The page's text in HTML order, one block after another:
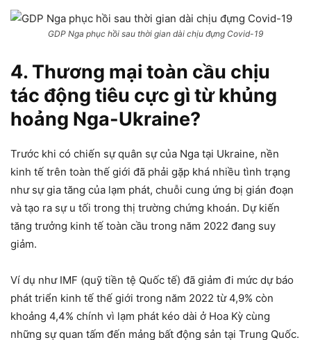
GDP Nga phục hồi sau thời gian dài chịu đựng Covid-19
4. Thương mại toàn cầu chịu
tác động tiêu cực gì từ khủng
hoảng Nga-Ukraine?
Trước khi có chiến sự quân sự của Nga tại Ukraine, nền
kinh tế trên toàn thế giới đã phải gặp khá nhiều tình trạng
như sự gia tăng của lạm phát, chuỗi cung ứng bị gián đoạn
và tạo ra sự u tối trong thị trường chứng khoán. Dự kiến
tăng trưởng kinh tế toàn cầu trong năm 2022 đang suy
giảm.
Ví dụ như IMF (quỹ tiền tệ Quốc tế) đã giảm đi mức dự báo
phát triển kinh tế thế giới trong năm 2022 từ 4,9% còn
khoảng 4,4% chính vì lạm phát kéo dài ở Hoa Kỳ cùng
những sự quan tấm đến mảng bất động sản tại Trung Quốc.